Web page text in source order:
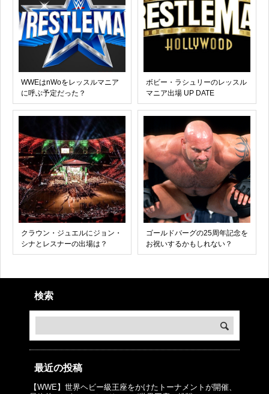
WWEはnWoをレッスルマニア
に呼ぶ予定だった？
ボビー・ラシュリーのレッスル
マニア出場 UP DATE
クラウン・ジュエルにジョン・
シナとレスナーの出場は？
ゴールドバーグの25周年記念を
お祝いするかもしれない？
検索
最近の投稿
【WWE】世界ヘビー級王座をかけたトーナメントが開催、
© プロレスJunkie ～WWEの最新情報 USA～